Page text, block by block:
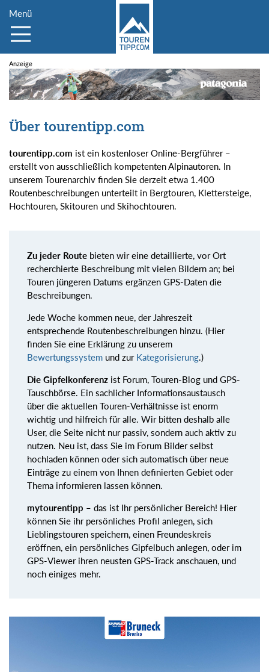
Menü
Über tourentipp.com
tourentipp.com ist ein kostenloser Online-Bergführer –
erstellt von ausschließlich kompetenten Alpinautoren. In
unserem Tourenarchiv finden Sie derzeit etwa 1.400
Routenbeschreibungen unterteilt in Bergtouren, Klettersteige,
Hochtouren, Skitouren und Skihochtouren.
Zu jeder Route bieten wir eine detaillierte, vor Ort
recherchierte Beschreibung mit vielen Bildern an; bei
Touren jüngeren Datums ergänzen GPS-Daten die
Beschreibungen.
Jede Woche kommen neue, der Jahreszeit
entsprechende Routenbeschreibungen hinzu. (Hier
finden Sie eine Erklärung zu unserem
Bewertungssystem und zur Kategorisierung.)
Die Gipfelkonferenz ist Forum, Touren-Blog und GPS-
Tauschbörse. Ein sachlicher Informationsaustausch
über die aktuellen Touren-Verhältnisse ist enorm
wichtig und hilfreich für alle. Wir bitten deshalb alle
User, die Seite nicht nur passiv, sondern auch aktiv zu
nutzen. Neu ist, dass Sie im Forum Bilder selbst
hochladen können oder sich automatisch über neue
Einträge zu einem von Ihnen definierten Gebiet oder
Thema informieren lassen können.
mytourentipp – das ist Ihr persönlicher Bereich! Hier
können Sie ihr persönliches Profil anlegen, sich
Lieblingstouren speichern, einen Freundeskreis
eröffnen, ein persönliches Gipfelbuch anlegen, oder im
GPS-Viewer ihren neusten GPS-Track anschauen, und
noch einiges mehr.